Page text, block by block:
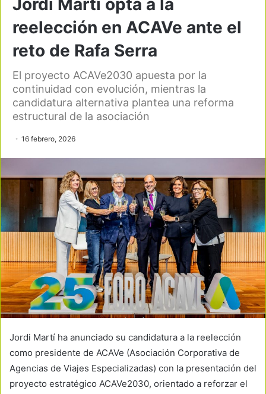
Jordi Martí opta a la
reelección en ACAVe ante el
reto de Rafa Serra
El proyecto ACAVe2030 apuesta por la
continuidad con evolución, mientras la
candidatura alternativa plantea una reforma
estructural de la asociación
16 febrero, 2026
Jordi Martí ha anunciado su candidatura a la reelección
como presidente de ACAVe (Asociación Corporativa de
Agencias de Viajes Especializadas) con la presentación del
proyecto estratégico ACAVe2030, orientado a reforzar el